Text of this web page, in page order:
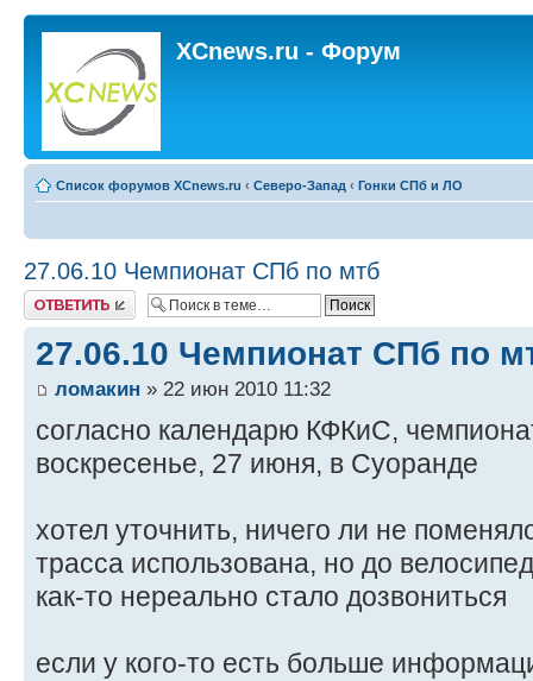
XCnews.ru - Форум
Список форумов XCnews.ru ‹ Северо-Запад ‹ Гонки СПб и ЛО
27.06.10 Чемпионат СПб по мтб
Ответить
27.06.10 Чемпионат СПб по
ломакин » 22 июн 2010 11:32
согласно календарю КФКиС,
воскресенье, 27 июня, в Суоранде
хотел уточнить, ничего ли не
трасса использована, но до
как-то нереально стало дозвониться
если у кого-то есть больше